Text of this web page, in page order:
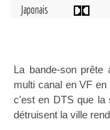
Japonais
La bande-son
multi canal en VF
c'est en DTS que la
détruisent la ville